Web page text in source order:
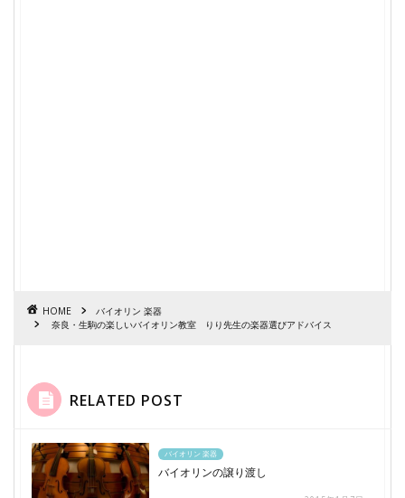
HOME
バイオリン 楽器
奈良・生駒の楽しいバイオリン教室 りり先生の楽器選びアドバイス
RELATED POST
バイオリン 楽器
バイオリンの譲り渡し